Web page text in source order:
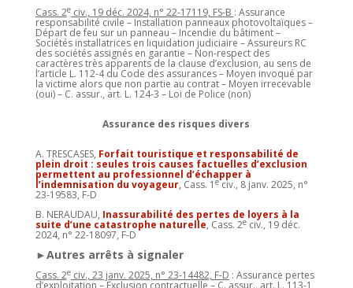
Cass. 2eciv., 19 déc. 2024, n° 22-17119, FS-B : Assurance
responsabilité civile – Installation panneaux photovoltaïques –
Départ de feu sur un panneau – Incendie du bâtiment –
Sociétés installatrices en liquidation judiciaire – Assureurs RC
des sociétés assignés en garantie – Non-respect des
caractères très apparents de la clause d’exclusion, au sens de
l’article L. 112-4 du Code des assurances – Moyen invoqué par
la victime alors que non partie au contrat – Moyen irrecevable
(oui) – C. assur., art. L. 124-3 – Loi de Police (non)
Assurance des risques divers
A. TRESCASES, Forfait touristique et responsabilité de
plein droit : seules trois causes factuelles d’exclusion
permettent au professionnel d’échapper à
l’indemnisation du voyageur,Cass. 1 eciv., 8 janv. 2025, n°
23-19583, F-D
B. NERAUDAU, Inassurabilité des pertes de loyers à la
suite d’une catastrophe naturelle, Cass. 2eciv., 19 déc.
2024, n° 22-18097, F-D
►Autres arrêts à signaler
Cass. 2eciv., 23 janv. 2025, n° 23-14482, F-D : Assurance pertes
d’exploitation – Exclusion contractuelle – C. assur., art. L. 113-1